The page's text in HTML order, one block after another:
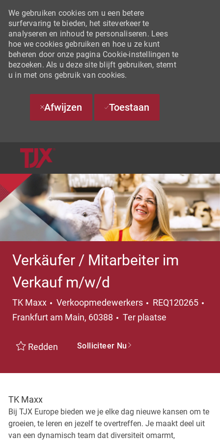
We gebruiken cookies om u een betere
surfervaring te bieden, het siteverkeer te
analyseren en inhoud te personaliseren. Lees
hoe we cookies gebruiken en hoe u ze kunt
beheren door onze pagina Cookie-instellingen te
bezoeken. Als u deze site blijft gebruiken, stemt
u in met ons gebruik van cookies.
Afwijzen Toestaan
Verkäufer / Mitarbeiter im
Verkauf m/w/d
TK Maxx Categorie
Verkoopmedewerkers
REQ120265
Plaats
Frankfurt am Main, 60388 Ter plaatse
Redden Solliciteer Nu
TK Maxx
Bij TJX Europe bieden we je elke dag nieuwe kansen om te
groeien, te leren en jezelf te overtreffen. Je maakt deel uit
van een dynamisch team dat diversiteit omarmt,